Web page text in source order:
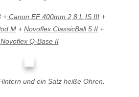
+ Canon EF 400mm 2,8 L IS III +
M+ Novoflex ClassicBall 5 II+
Novoflex Q-Base II
und ein Satz heiße Ohren.